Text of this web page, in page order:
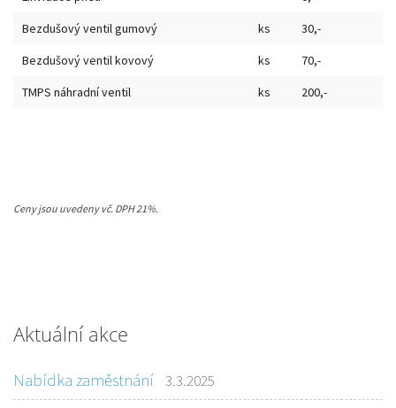
Bezdušový ventil gumový
ks
30,-
Bezdušový ventil kovový
ks
70,-
TMPS náhradní ventil
ks 200,-
Ceny jsou uvedeny vč. DPH 21%.
Aktuální akce
Nabídka zaměstnání 3.3.2025